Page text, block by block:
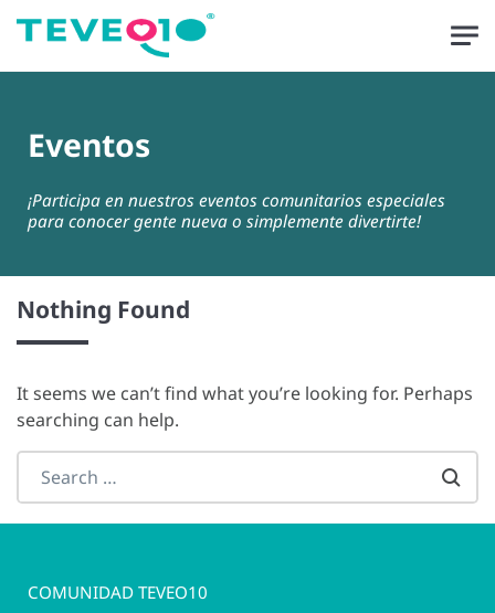
Eventos
¡Participa en nuestros eventos comunitarios especiales
para conocer gente nueva o simplemente divertirte!
Nothing Found
It seems we can’t find what you’re looking for. Perhaps
searching can help.
Search everything...
COMUNIDAD TEVEO10